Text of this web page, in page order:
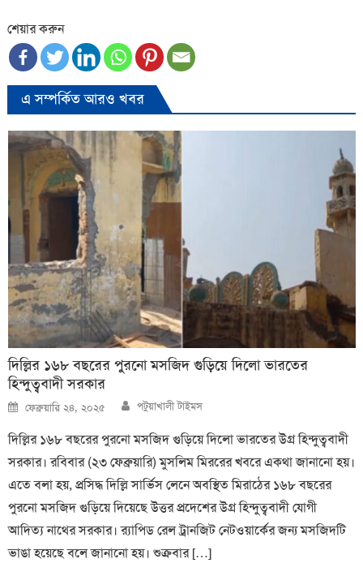
শেয়ার করুন
এ সম্পর্কিত আরও খবর
দিল্লির ১৬৮ বছরের পুরনো মসজিদ গুড়িয়ে দিলো ভারতের
হিন্দুত্ববাদী সরকার
Posted
on
ফেব্রুয়ারি ২৪, ২০২৫ Author
পটুয়াখালী টাইমস
দিল্লির ১৬৮ বছরের পুরনো মসজিদ গুড়িয়ে দিলো ভারতের উগ্র হিন্দুত্ববাদী
সরকার। রবিবার (২৩ ফেব্রুয়ারি) মুসলিম মিররের খবরে একথা জানানো হয়।
এতে বলা হয়, প্রসিদ্ধ দিল্লি সার্ভিস লেনে অবস্থিত মিরাঠের ১৬৮ বছরের
পুরনো মসজিদ গুড়িয়ে দিয়েছে উত্তর প্রদেশের উগ্র হিন্দুত্ববাদী যোগী
আদিত্য নাথের সরকার। র‍্যাপিড রেল ট্রানজিট নেটওয়ার্কের জন্য মসজিদটি
ভাঙা হয়েছে বলে জানানো হয়। শুক্রবার […]